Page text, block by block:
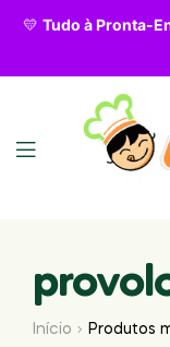
💛 Tudo à Pronta-
Início Produtos